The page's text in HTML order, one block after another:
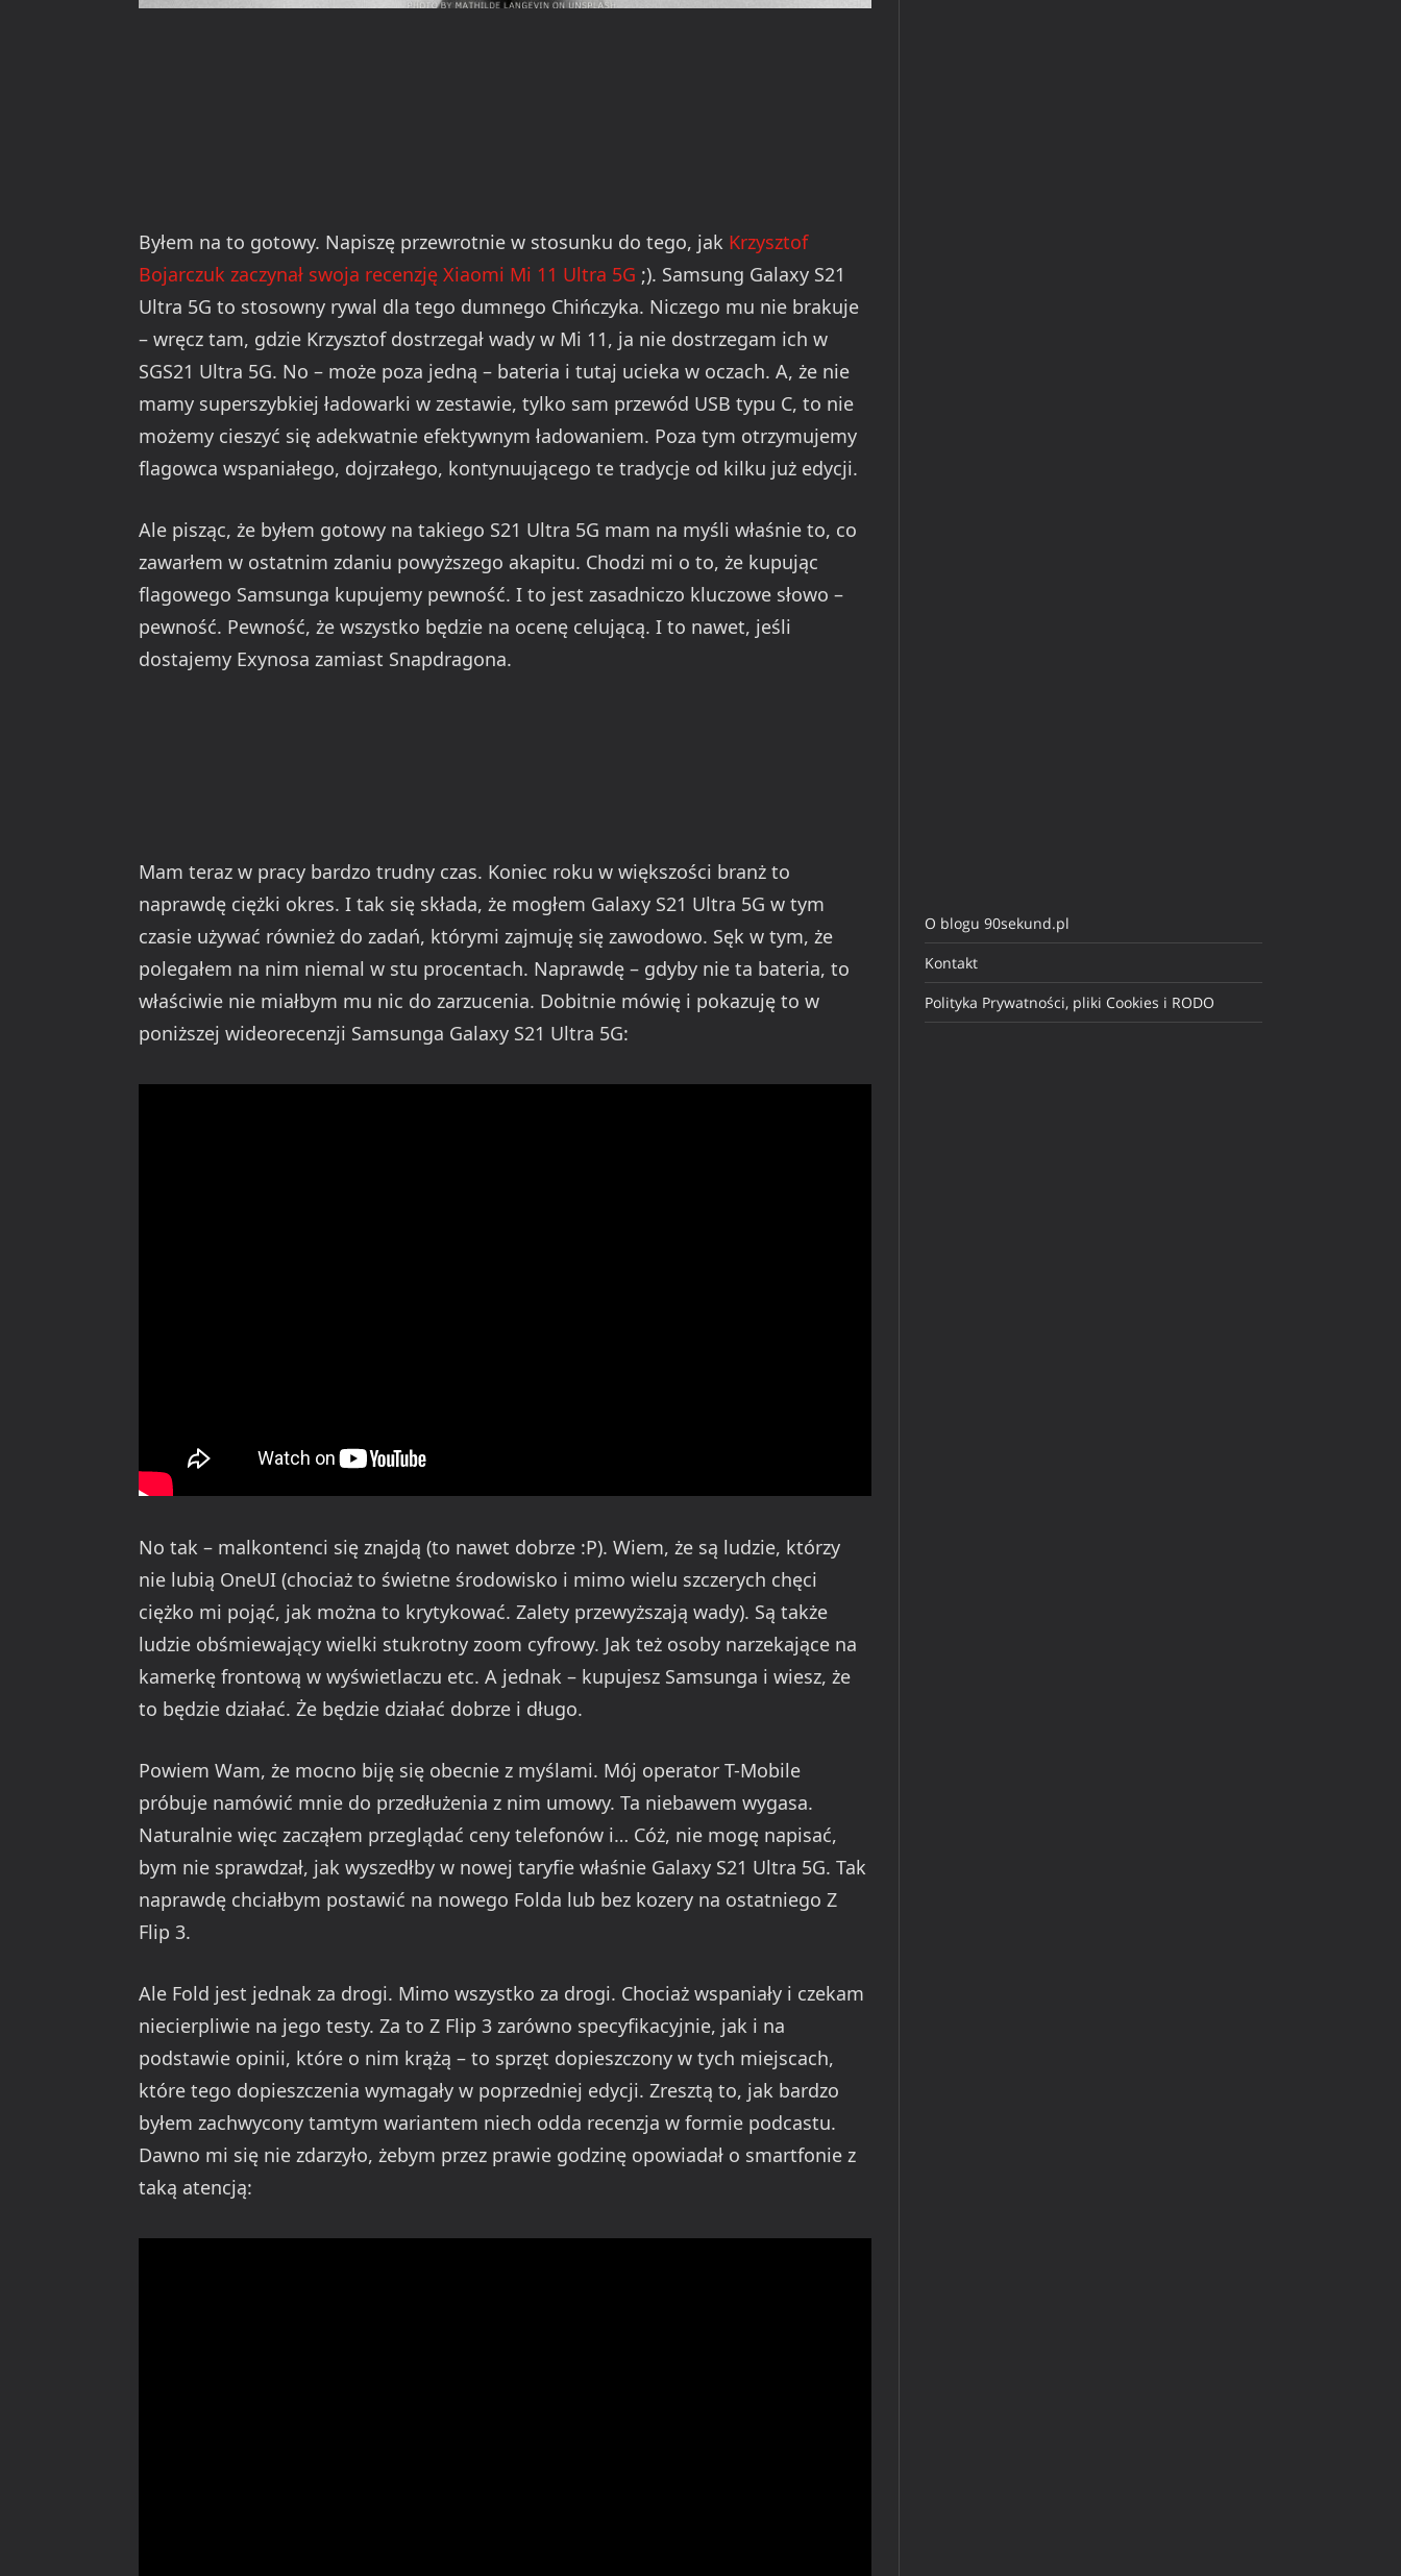
Byłem na to gotowy. Napiszę przewrotnie w stosunku do tego, jak Krzysztof
Bojarczuk zaczynał swoja recenzję Xiaomi Mi 11 Ultra 5G ;). Samsung Galaxy S21
Ultra 5G to stosowny rywal dla tego dumnego Chińczyka. Niczego mu nie brakuje
– wręcz tam, gdzie Krzysztof dostrzegał wady w Mi 11, ja nie dostrzegam ich w
SGS21 Ultra 5G. No – może poza jedną – bateria i tutaj ucieka w oczach. A, że nie
mamy superszybkiej ładowarki w zestawie, tylko sam przewód USB typu C, to nie
możemy cieszyć się adekwatnie efektywnym ładowaniem. Poza tym otrzymujemy
flagowca wspaniałego, dojrzałego, kontynuującego te tradycje od kilku już edycji.
Ale pisząc, że byłem gotowy na takiego S21 Ultra 5G mam na myśli właśnie to, co
zawarłem w ostatnim zdaniu powyższego akapitu. Chodzi mi o to, że kupując
flagowego Samsunga kupujemy pewność. I to jest zasadniczo kluczowe słowo –
pewność. Pewność, że wszystko będzie na ocenę celującą. I to nawet, jeśli
dostajemy Exynosa zamiast Snapdragona.
Mam teraz w pracy bardzo trudny czas. Koniec roku w większości branż to
naprawdę ciężki okres. I tak się składa, że mogłem Galaxy S21 Ultra 5G w tym
czasie używać również do zadań, którymi zajmuję się zawodowo. Sęk w tym, że
polegałem na nim niemal w stu procentach. Naprawdę – gdyby nie ta bateria, to
właściwie nie miałbym mu nic do zarzucenia. Dobitnie mówię i pokazuję to w
poniższej wideorecenzji Samsunga Galaxy S21 Ultra 5G:
No tak – malkontenci się znajdą (to nawet dobrze :P). Wiem, że są ludzie, którzy
nie lubią OneUI (chociaż to świetne środowisko i mimo wielu szczerych chęci
ciężko mi pojąć, jak można to krytykować. Zalety przewyższają wady). Są także
ludzie obśmiewający wielki stukrotny zoom cyfrowy. Jak też osoby narzekające na
kamerkę frontową w wyświetlaczu etc. A jednak – kupujesz Samsunga i wiesz, że
to będzie działać. Że będzie działać dobrze i długo.
Powiem Wam, że mocno biję się obecnie z myślami. Mój operator T-Mobile
próbuje namówić mnie do przedłużenia z nim umowy. Ta niebawem wygasa.
Naturalnie więc zacząłem przeglądać ceny telefonów i… Cóż, nie mogę napisać,
bym nie sprawdzał, jak wyszedłby w nowej taryfie właśnie Galaxy S21 Ultra 5G. Tak
naprawdę chciałbym postawić na nowego Folda lub bez kozery na ostatniego Z
Flip 3.
Ale Fold jest jednak za drogi. Mimo wszystko za drogi. Chociaż wspaniały i czekam
niecierpliwie na jego testy. Za to Z Flip 3 zarówno specyfikacyjnie, jak i na
podstawie opinii, które o nim krążą – to sprzęt dopieszczony w tych miejscach,
które tego dopieszczenia wymagały w poprzedniej edycji. Zresztą to, jak bardzo
byłem zachwycony tamtym wariantem niech odda recenzja w formie podcastu.
Dawno mi się nie zdarzyło, żebym przez prawie godzinę opowiadał o smartfonie z
taką atencją:
O blogu 90sekund.pl
Kontakt
Polityka Prywatności, pliki Cookies i RODO